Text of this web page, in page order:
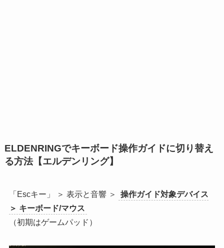
ELDENRINGでキーボード操作ガイドに切り替え
る方法【エルデンリング】
「Escキー」 ＞ 表示と音響 ＞
操作ガイド対象デバイス
＞ キーボード/マウス
（初期はゲームパッド）